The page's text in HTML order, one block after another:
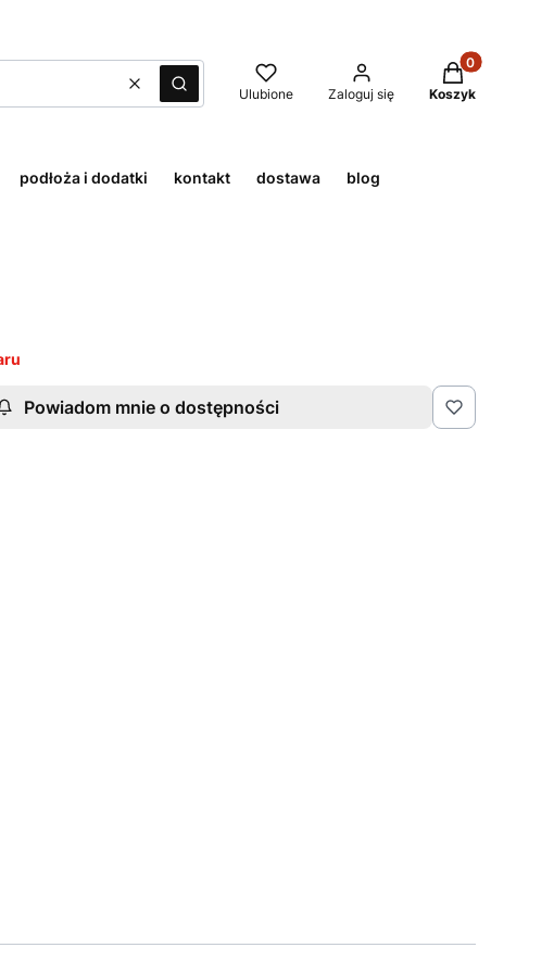
WyczyśćSzukaj Ulubione Zaloguj się
Produkty w
Koszyk
podłoża i dodatki kontakt dostawa blog
Powiadom mnie o dostępności